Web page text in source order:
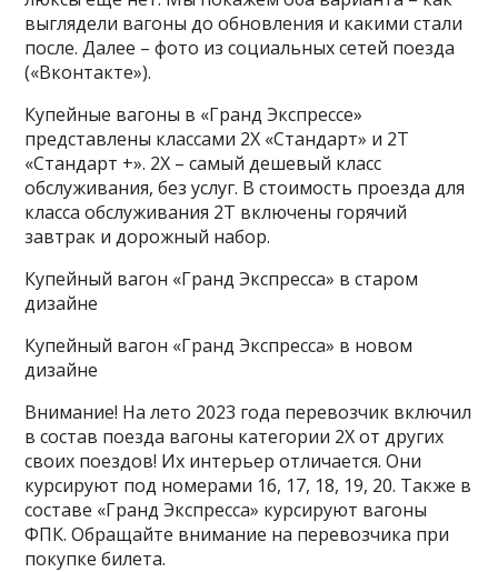
выглядели вагоны до обновления и какими стали
после. Далее – фото из социальных сетей поезда
(«Вконтакте»).
Купейные вагоны в «Гранд Экспрессе»
представлены классами 2Х «Стандарт» и 2Т
«Стандарт +». 2Х – самый дешевый класс
обслуживания, без услуг. В стоимость проезда для
класса обслуживания 2Т включены горячий
завтрак и дорожный набор.
Купейный вагон «Гранд Экспресса» в старом
дизайне
Купейный вагон «Гранд Экспресса» в новом
дизайне
Внимание! На лето 2023 года перевозчик включил
в состав поезда вагоны категории 2Х от других
своих поездов! Их интерьер отличается. Они
курсируют под номерами 16, 17, 18, 19, 20. Также в
составе «Гранд Экспресса» курсируют вагоны
ФПК. Обращайте внимание на перевозчика при
покупке билета.